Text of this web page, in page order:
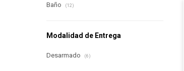
Baño (12)
Modalidad de Entrega
Desarmado (6)